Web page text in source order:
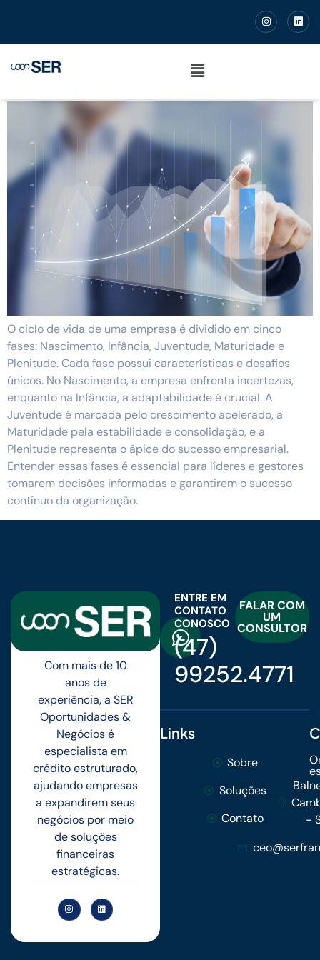
O Ciclo de Vida de uma
Empresa: características e
desafios
O ciclo de vida de uma empresa é dividido em cinco
fases: Nascimento, Infância, Juventude, Maturidade e
Plenitude. Cada fase possui características e desafios
únicos. No Nascimento, a empresa enfrenta incertezas,
enquanto na Infância, a adaptabilidade é crucial. A
Juventude é marcada pelo crescimento acelerado, a
Maturidade pela estabilidade e consolidação, e a
Plenitude representa o ápice do sucesso empresarial.
Entender essas fases é essencial para líderes e gestores
tomarem decisões informadas e garantirem o sucesso
contínuo da organização.
Com mais de 10
anos de
experiência, a SER
Oportunidades &
Negócios é
especialista em
crédito estruturado,
ajudando empresas
a expandirem seus
negócios por meio
de soluções
financeiras
estratégicas.
ENTRE EM
CONTATO
CONOSCO
(47)
99252.4771
FALAR COM
UM
CONSULTOR
Links
Sobre
Soluções
Contato
-